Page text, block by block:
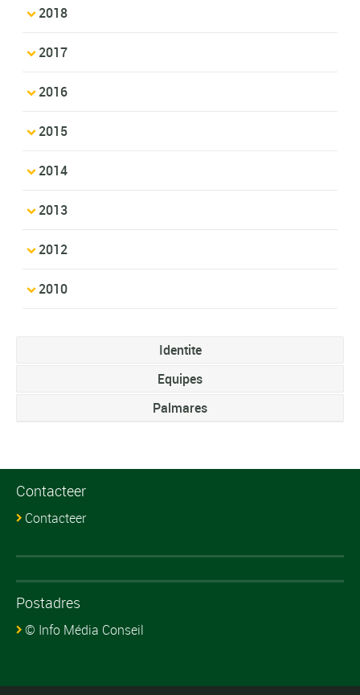
2018
2017
2016
2015
2014
2013
2012
2010
Identite
Equipes
Palmares
Contacteer
Contacteer
Postadres
© Info Média Conseil